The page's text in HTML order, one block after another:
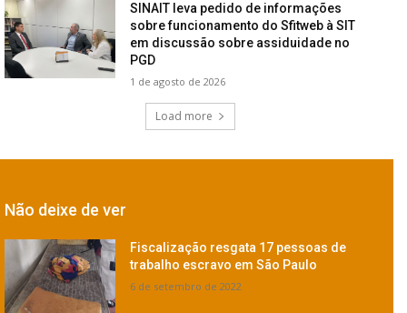
SINAIT leva pedido de informações
sobre funcionamento do Sfitweb à SIT
em discussão sobre assiduidade no
PGD
1 de agosto de 2026
Load more
Não deixe de ver
Fiscalização resgata 17 pessoas de
trabalho escravo em São Paulo
6 de setembro de 2022